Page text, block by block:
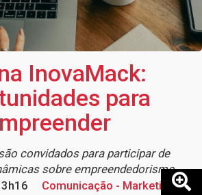
InovaMack:
para
convidados para participar de
sobre empreendedorismo
Comunicação - Marketing